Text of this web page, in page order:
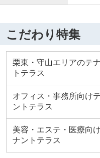
こだわり特集
栗東・守山エリアのテ
トテラス
オフィス・事務所向け
ントテラス
美容・エステ・医療向
ナントテラス